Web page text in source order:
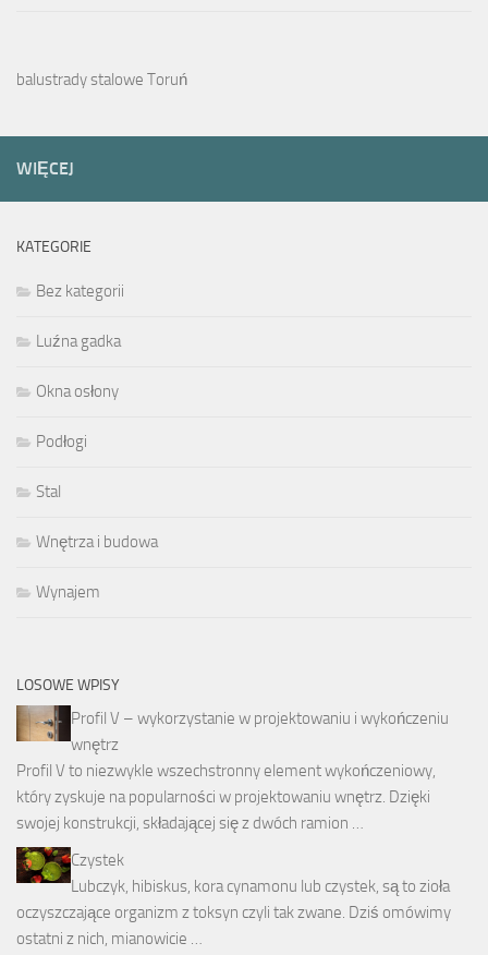
balustrady stalowe Toruń
WIĘCEJ
KATEGORIE
Bez kategorii
Luźna gadka
Okna osłony
Podłogi
Stal
Wnętrza i budowa
Wynajem
LOSOWE WPISY
Profil V – wykorzystanie w projektowaniu i wykończeniu
wnętrz
Profil V to niezwykle wszechstronny element wykończeniowy,
który zyskuje na popularności w projektowaniu wnętrz. Dzięki
swojej konstrukcji, składającej się z dwóch ramion …
Czystek
Lubczyk, hibiskus, kora cynamonu lub czystek, są to zioła
oczyszczające organizm z toksyn czyli tak zwane. Dziś omówimy
ostatni z nich, mianowicie …